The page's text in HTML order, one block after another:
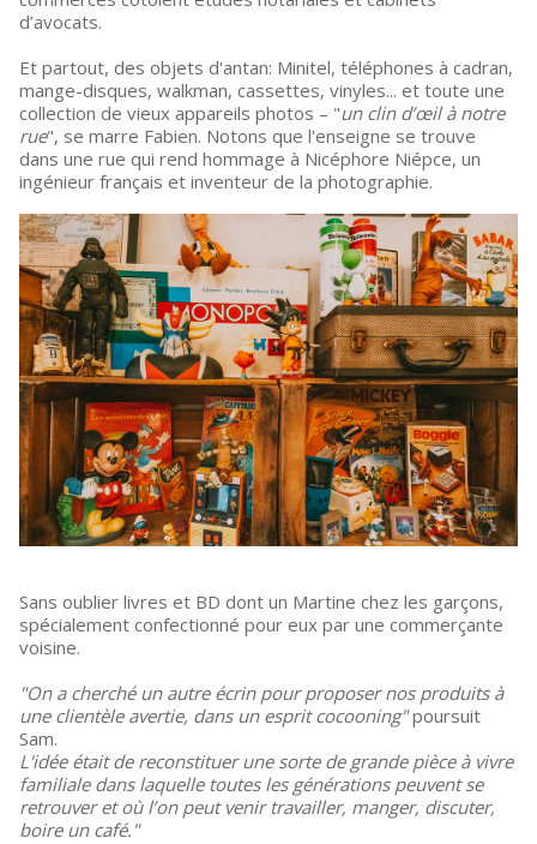
d’avocats.
Et partout, des objets d'antan: Minitel, téléphones à cadran,
mange-disques, walkman, cassettes, vinyles... et toute une
collection de vieux appareils photos – "un clin d’œil à notre
rue", se marre Fabien. Notons que l'enseigne se trouve
dans une rue qui rend hommage à Nicéphore Niépce, un
ingénieur français et inventeur de la photographie.
Sans oublier livres et BD dont un Martine chez les garçons,
spécialement confectionné pour eux par une commerçante
voisine.
"On a cherché un autre écrin pour proposer nos produits à
une clientèle avertie, dans un esprit cocooning"poursuit
Sam.
L'idée était de reconstituer une sorte de grande pièce à vivre
familiale dans laquelle toutes les générations peuvent se
retrouver et où l’on peut venir travailler, manger, discuter,
boire un café."